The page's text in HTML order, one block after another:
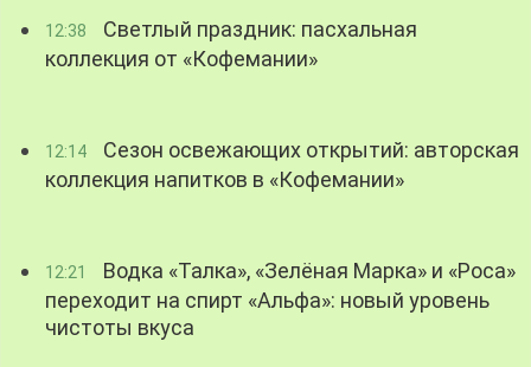
12:38
Светлый праздник: пасхальная
коллекция от «Кофемании»
12:14
Сезон освежающих открытий: авторская
коллекция напитков в «Кофемании»
12:21
Водка «Талка», «Зелёная Марка» и «Роса»
переходит на спирт «Альфа»: новый уровень
чистоты вкуса